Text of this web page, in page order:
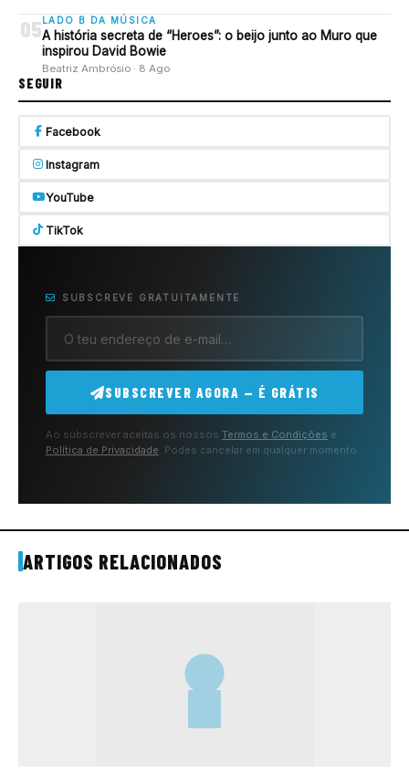
05 LADO B DA MÚSICA
A história secreta de “Heroes”: o beijo junto ao Muro que
inspirou David Bowie
Beatriz Ambrósio · 8 Ago
SEGUIR
Facebook
Instagram
YouTube
TikTok
SUBSCREVE GRATUITAMENTE
SUBSCREVER AGORA — É GRÁTIS
Ao subscrever aceitas os nossos Termos e Condições e
Política de Privacidade. Podes cancelar em qualquer momento.
ARTIGOS RELACIONADOS